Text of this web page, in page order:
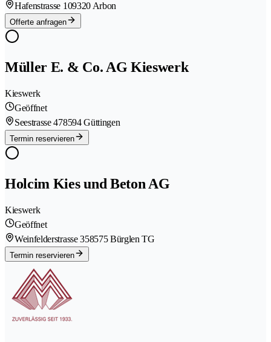
Hafenstrasse 109320 Arbon
Offerte anfragen
Müller E. & Co. AG Kieswerk
Kieswerk
Geöffnet
Seestrasse 478594 Güttingen
Termin reservieren
Holcim Kies und Beton AG
Kieswerk
Geöffnet
Weinfelderstrasse 358575 Bürglen TG
Termin reservieren